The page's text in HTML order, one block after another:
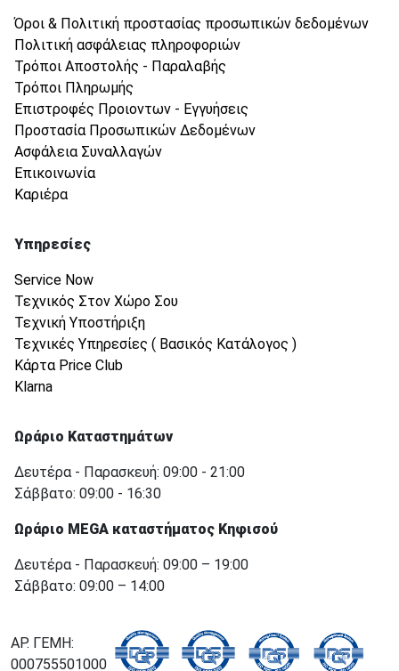
Όροι & Πολιτική προστασίας προσωπικών δεδομένων
Πολιτική ασφάλειας πληροφοριών
Τρόποι Αποστολής - Παραλαβής
Τρόποι Πληρωμής
Επιστροφές Προιοντων - Εγγυήσεις
Προστασία Προσωπικών Δεδομένων
Ασφάλεια Συναλλαγών
Επικοινωνία
Καριέρα
Υπηρεσίες
Service Now
Τεχνικός Στον Χώρο Σου
Τεχνική Υποστήριξη
Τεχνικές Υπηρεσίες ( Βασικός Κατάλογος )
Κάρτα Price Club
Klarna
Ωράριο Καταστημάτων
Δευτέρα - Παρασκευή: 09:00 - 21:00
Σάββατο: 09:00 - 16:30
Ωράριο MEGA καταστήματος Κηφισού
Δευτέρα - Παρασκευή: 09:00 – 19:00
Σάββατο: 09:00 – 14:00
ΑΡ. ΓΕΜΗ:
000755501000